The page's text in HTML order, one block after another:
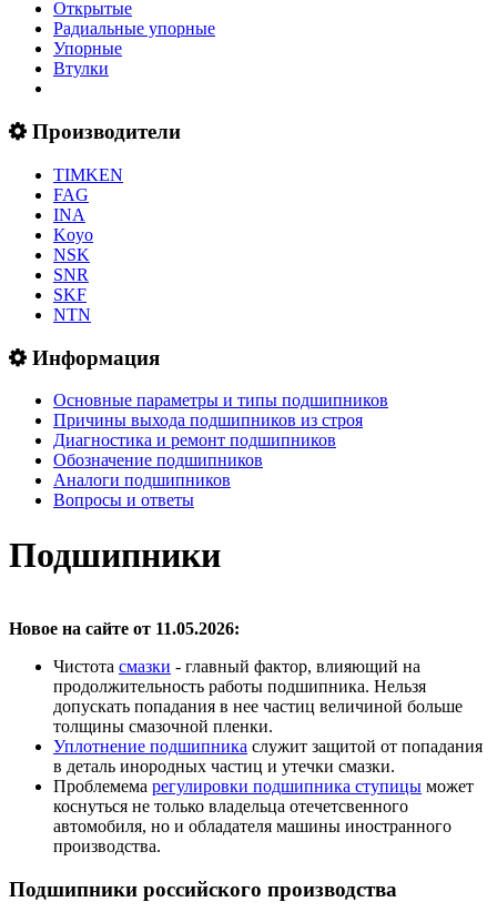
Открытые
Радиальные упорные
Упорные
Втулки
Производители
TIMKEN
FAG
INA
Koyo
NSK
SNR
SKF
NTN
Информация
Основные параметры и типы подшипников
Причины выхода подшипников из строя
Диагностика и ремонт подшипников
Обозначение подшипников
Аналоги подшипников
Вопросы и ответы
Подшипники
Новое на сайте от 11.05.2026:
Чистота смазки - главный фактор, влияющий на
продолжительность работы подшипника. Нельзя
допускать попадания в нее частиц величиной больше
толщины смазочной пленки.
Уплотнение подшипника служит защитой от попадания
в деталь инородных частиц и утечки смазки.
Проблемема регулировки подшипника ступицы может
коснуться не только владельца отечетсвенного
автомобиля, но и обладателя машины иностранного
производства.
Подшипники российского производства